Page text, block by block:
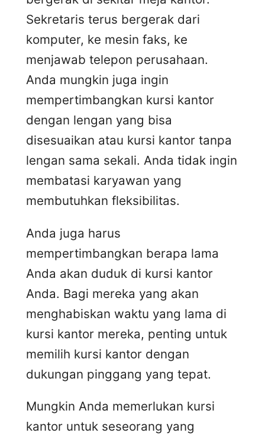
Sekretaris terus bergerak dari
komputer, ke mesin faks, ke
menjawab telepon perusahaan.
Anda mungkin juga ingin
mempertimbangkan kursi kantor
dengan lengan yang bisa
disesuaikan atau kursi kantor tanpa
lengan sama sekali. Anda tidak ingin
membatasi karyawan yang
membutuhkan fleksibilitas.
Anda juga harus
mempertimbangkan berapa lama
Anda akan duduk di kursi kantor
Anda. Bagi mereka yang akan
menghabiskan waktu yang lama di
kursi kantor mereka, penting untuk
memilih kursi kantor dengan
dukungan pinggang yang tepat.
Mungkin Anda memerlukan kursi
kantor untuk seseorang yang